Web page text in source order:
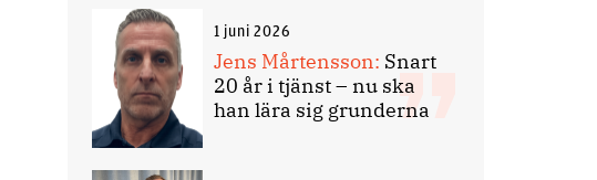
1 juni 2026
Jens Mårtensson: Snart
20 år i tjänst – nu ska
han lära sig grunderna